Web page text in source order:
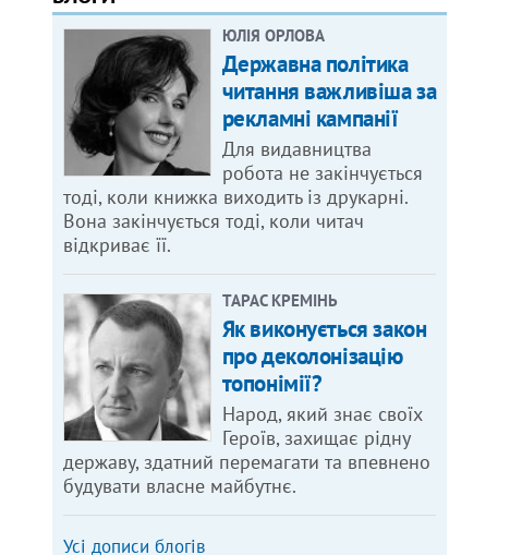
ЮЛІЯ ОРЛОВА
Державна політика
читання важливіша за
рекламні кампанії
Для видавництва
робота не закінчується
тоді, коли книжка виходить із друкарні.
Вона закінчується тоді, коли читач
відкриває її.
ТАРАС КРЕМІНЬ
Як виконується закон
про деколонізацію
топонімії?
Народ, який знає своїх
Героїв, захищає рідну
державу, здатний перемагати та впевнено
будувати власне майбутнє.
Усі дописи блогів